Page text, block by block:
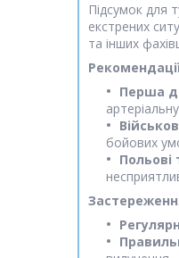
Підсумок для
екстрених
та інших
Перша
бойових
Польові